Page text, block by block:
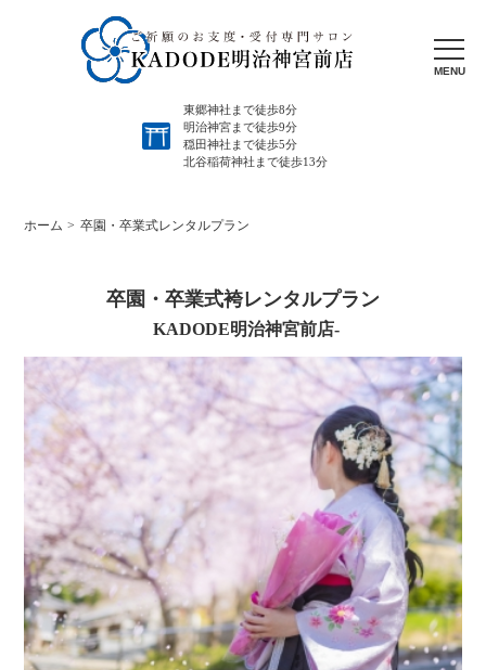
MENU
東郷神社まで徒歩8分
明治神宮まで徒歩9分
穏田神社まで徒歩5分
北谷稲荷神社まで徒歩13分
ホーム 卒園・卒業式レンタルプラン
卒園・卒業式袴レンタルプラン
KADODE明治神宮前店-